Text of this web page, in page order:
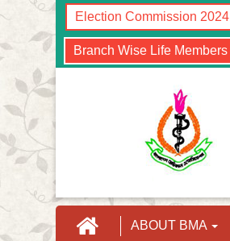
Election Commission 2024
Branch Wise Life Members
ABOUT BMA